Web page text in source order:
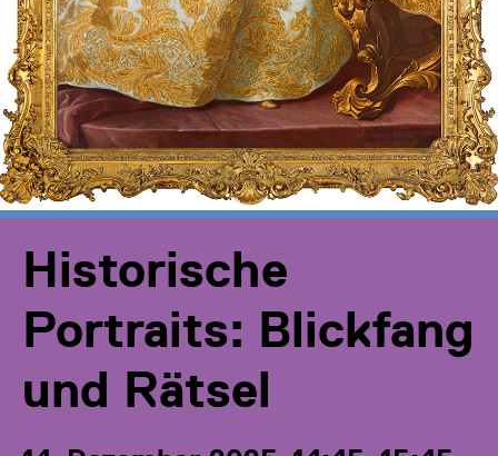
Historische
Portraits: Blickfang
und Rätsel